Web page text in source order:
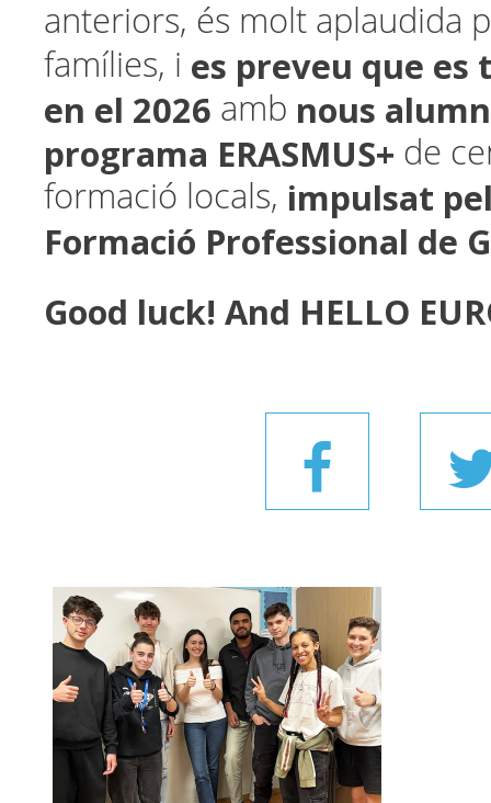
anteriors, és molt aplaudida
famílies, i es preveu que
en el 2026 amb nous
programa ERASMUS+ de
formació locals, impulsat
Formació Professional de
Good luck! And HELLO